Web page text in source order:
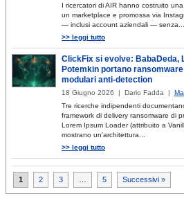
I ricercatori di AIR hanno costruito
un marketplace e promossa via
— inclusi account aziendali — senza...
>> leggi tutto
ClickFix si evolve: BabaDeda,
Potemkin portano
modulari anti-detection
18 Giugno 2026 | Dario Fadda |
Tre ricerche indipendenti
framework di delivery ransomware di
Lorem Ipsum Loader (attribuito a
mostrano un'architettura...
>> leggi tutto
Paginazione
1 2 3 5 Successivi »